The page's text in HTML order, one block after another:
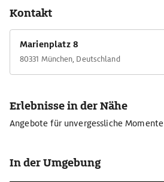
Kontakt
Marienplatz 8
80331 München, Deutschland
Erlebnisse in der Nähe
Angebote für unvergessliche Momente
In der Umgebung